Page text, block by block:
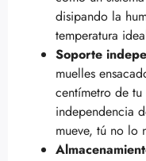
disipando la
temperatura
Soporte
muelles
centímetro de
independencia
mueve, tú no lo